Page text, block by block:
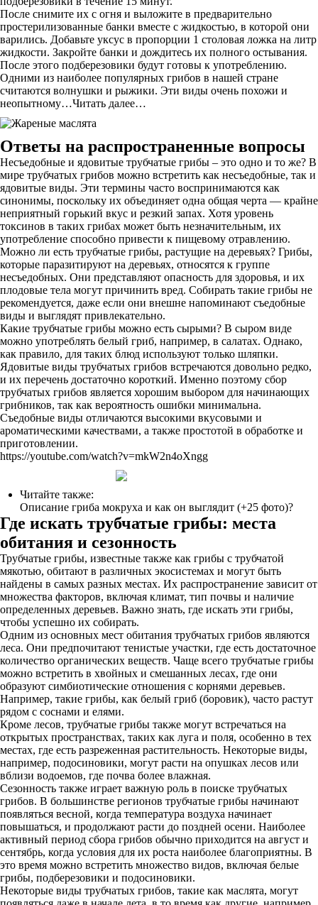
После снимите их с огня и выложите в предварительно
простерилизованные банки вместе с жидкостью, в которой они
варились. Добавьте уксус в пропорции 1 столовая ложка на литр
жидкости. Закройте банки и дождитесь их полного остывания.
После этого подберезовики будут готовы к употреблению.
Одними из наиболее популярных грибов в нашей стране
считаются волнушки и рыжики. Эти виды очень похожи и
неопытному…Читать далее…
Ответы на распространенные вопросы
Несъедобные и ядовитые трубчатые грибы – это одно и то же? В
мире трубчатых грибов можно встретить как несъедобные, так и
ядовитые виды. Эти термины часто воспринимаются как
синонимы, поскольку их объединяет одна общая черта — крайне
неприятный горький вкус и резкий запах. Хотя уровень
токсинов в таких грибах может быть незначительным, их
употребление способно привести к пищевому отравлению.
Можно ли есть трубчатые грибы, растущие на деревьях? Грибы,
которые паразитируют на деревьях, относятся к группе
несъедобных. Они представляют опасность для здоровья, и их
плодовые тела могут причинить вред. Собирать такие грибы не
рекомендуется, даже если они внешне напоминают съедобные
виды и выглядят привлекательно.
Какие трубчатые грибы можно есть сырыми? В сыром виде
можно употреблять белый гриб, например, в салатах. Однако,
как правило, для таких блюд используют только шляпки.
Ядовитые виды трубчатых грибов встречаются довольно редко,
и их перечень достаточно короткий. Именно поэтому сбор
трубчатых грибов является хорошим выбором для начинающих
грибников, так как вероятность ошибки минимальна.
Съедобные виды отличаются высокими вкусовыми и
ароматическими качествами, а также простотой в обработке и
приготовлении.
https://youtube.com/watch?v=mkW2n4oXngg
Читайте также:
Описание гриба мокруха и как он выглядит (+25 фото)?
Где искать трубчатые грибы: места
обитания и сезонность
Трубчатые грибы, известные также как грибы с трубчатой
мякотью, обитают в различных экосистемах и могут быть
найдены в самых разных местах. Их распространение зависит от
множества факторов, включая климат, тип почвы и наличие
определенных деревьев. Важно знать, где искать эти грибы,
чтобы успешно их собирать.
Одним из основных мест обитания трубчатых грибов являются
леса. Они предпочитают тенистые участки, где есть достаточное
количество органических веществ. Чаще всего трубчатые грибы
можно встретить в хвойных и смешанных лесах, где они
образуют симбиотические отношения с корнями деревьев.
Например, такие грибы, как белый гриб (боровик), часто растут
рядом с соснами и елями.
Кроме лесов, трубчатые грибы также могут встречаться на
открытых пространствах, таких как луга и поля, особенно в тех
местах, где есть разреженная растительность. Некоторые виды,
например, подосиновики, могут расти на опушках лесов или
вблизи водоемов, где почва более влажная.
Сезонность также играет важную роль в поиске трубчатых
грибов. В большинстве регионов трубчатые грибы начинают
появляться весной, когда температура воздуха начинает
повышаться, и продолжают расти до поздней осени. Наиболее
активный период сбора грибов обычно приходится на август и
сентябрь, когда условия для их роста наиболее благоприятны. В
это время можно встретить множество видов, включая белые
грибы, подберезовики и подосиновики.
Некоторые виды трубчатых грибов, такие как маслята, могут